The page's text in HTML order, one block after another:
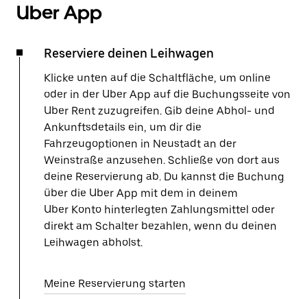
Uber App
Reserviere deinen Leihwagen
Klicke unten auf die Schaltfläche, um online
oder in der Uber App auf die Buchungsseite von
Uber Rent zuzugreifen. Gib deine Abhol- und
Ankunftsdetails ein, um dir die
Fahrzeugoptionen in Neustadt an der
Weinstraße anzusehen. Schließe von dort aus
deine Reservierung ab. Du kannst die Buchung
über die Uber App mit dem in deinem
Uber Konto hinterlegten Zahlungsmittel oder
direkt am Schalter bezahlen, wenn du deinen
Leihwagen abholst.
Meine Reservierung starten